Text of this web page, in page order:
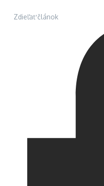
Zdieľať článok